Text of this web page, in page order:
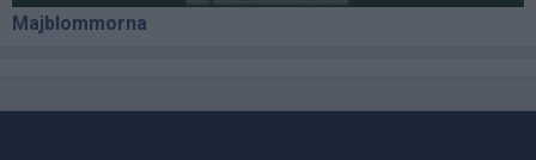
Majblommorna